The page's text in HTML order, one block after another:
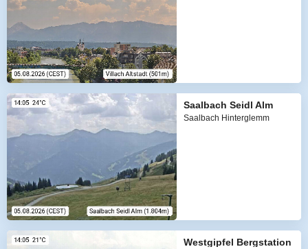
Saalbach Seidl Alm
Saalbach Hinterglemm
Westgipfel Bergstation